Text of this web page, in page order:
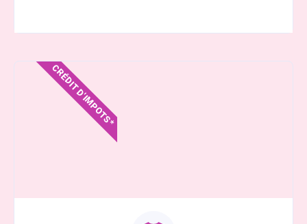
CRÉDIT D'IMPOTS*